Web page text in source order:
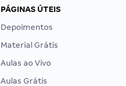
PÁGINAS ÚTEIS
Depoimentos
Material Grátis
Aulas ao Vivo
Aulas Grátis